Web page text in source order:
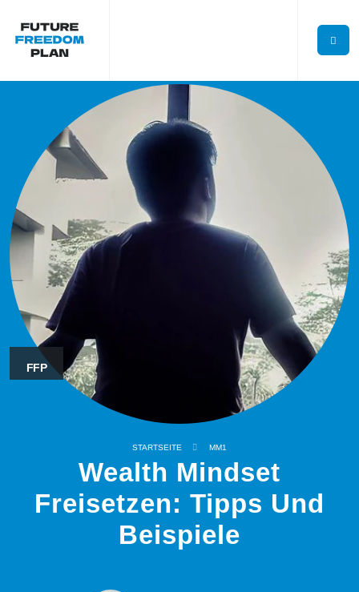
FFP
STARTSEITE MM1
Wealth Mindset
Freisetzen: Tipps Und
Beispiele